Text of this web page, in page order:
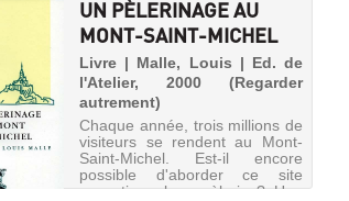
UN PÈLERINAGE AU
MONT-SAINT-MICHEL
Livre | Malle, Louis | Ed. de
l'Atelier, 2000 (Regarder
autrement)
Chaque année, trois millions de
visiteurs se rendent au Mont-
Saint-Michel. Est-il encore
possible d'aborder ce site
exceptionnel en pèlerin ? Une